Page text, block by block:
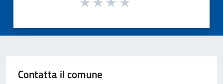
Contatta il comune